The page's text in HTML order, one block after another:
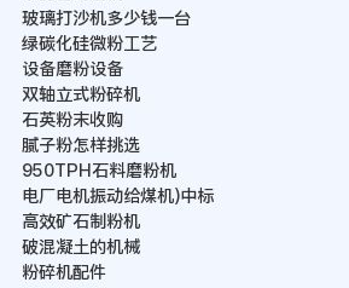
玻璃打沙机多少钱一台
绿碳化硅微粉工艺
设备磨粉设备
双轴立式粉碎机
石英粉末收购
腻子粉怎样挑选
950TPH石料磨粉机
电厂电机振动给煤机)中标
高效矿石制粉机
破混凝土的机械
粉碎机配件